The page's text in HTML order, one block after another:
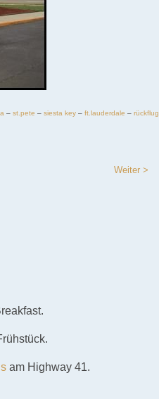
– st.pete – siesta key – ft.lauderdale – rückflug
Weiter >
am Highway 41.